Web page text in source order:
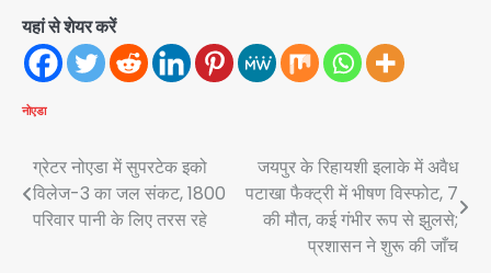
यहां से शेयर करें
नोएडा
Post
navigation
ग्रेटर नोएडा में सुपरटेक इको
विलेज-3 का जल संकट, 1800
परिवार पानी के लिए तरस रहे
जयपुर के रिहायशी इलाके में अवैध
पटाखा फैक्ट्री में भीषण विस्फोट, 7
की मौत, कई गंभीर रूप से झुलसे;
प्रशासन ने शुरू की जाँच